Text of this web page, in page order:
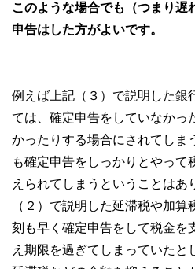
このような場合でも（つまり遅
申告はした方がよいです。
例えば上記（３）で説明した銀
ては、確定申告をしていなかっ
かったりする場合にされてしま
も確定申告をしっかりとやって
えられてしまうということはあ
（２）で説明した延滞税や加
刻も早く確定申告をして税金を
え期限を過ぎてしまっていたと